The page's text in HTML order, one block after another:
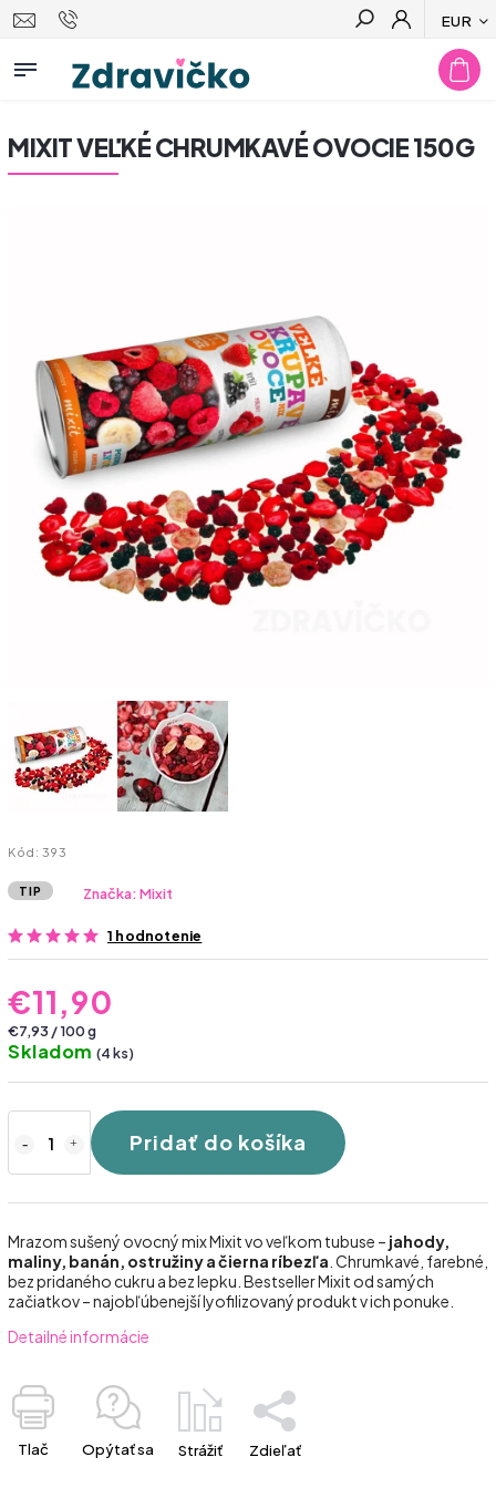
EUR
Hľadať
MIXIT VEĽKÉ CHRUMKAVÉ OVOCIE 150G
Kód: 393
TIP
1 hodnotenie
Značka:Mixit
€11,90
€7,93 / 100 g
Skladom (4 ks)
Pridať do košíka
Mrazom sušený ovocný mix Mixit vo veľkom tubuse – jahody,
maliny, banán, ostružiny a čierna ríbezľa . Chrumkavé, farebné,
bez pridaného cukru a bez lepku. Bestseller Mixit od samých
začiatkov – najobľúbenejší lyofilizovaný produkt v ich ponuke.
Detailné informácie
Tlač Opýtať sa Strážiť Zdieľať